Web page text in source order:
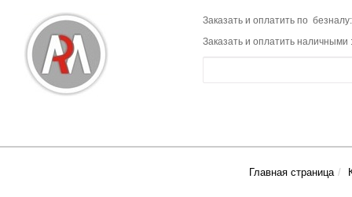
Заказать и оплатить по
Заказать и оплатить наличными
Главная страница